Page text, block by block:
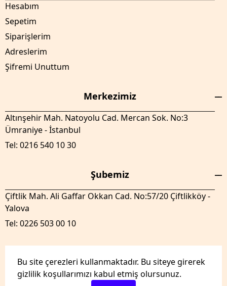
Bu site çerezleri kullanmaktadır. Bu siteye girerek
gizlilik koşullarımızı kabul etmiş olursunuz.
Hesabım
Sepetim
Siparişlerim
Adreslerim
Şifremi Unuttum
Merkezimiz
Altınşehir Mah. Natoyolu Cad. Mercan Sok. No:3
Ümraniye - İstanbul
Tel: 0216 540 10 30
Şubemiz
Çiftlik Mah. Ali Gaffar Okkan Cad. No:57/20 Çiftlikköy -
Yalova
Tel: 0226 503 00 10